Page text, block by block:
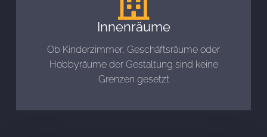
Innenräume
Ob Kinderzimmer, Geschäftsräume oder
Hobbyräume der Gestaltung sind keine
Grenzen gesetzt